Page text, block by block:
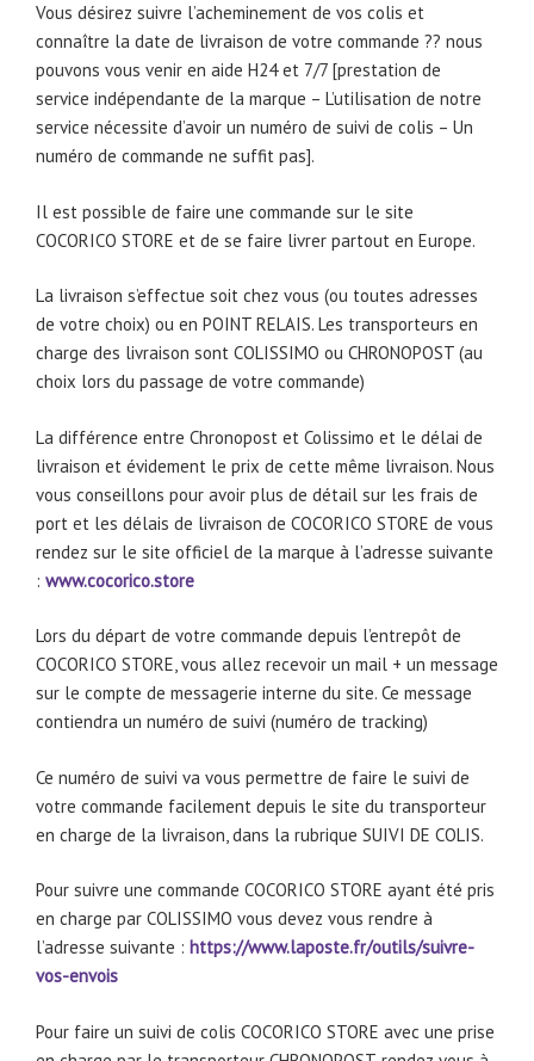
Vous désirez suivre l’acheminement de vos colis et
connaître la date de livraison de votre commande ?? nous
pouvons vous venir en aide H24 et 7/7 [prestation de
service indépendante de la marque – L’utilisation de notre
service nécessite d’avoir un numéro de suivi de colis – Un
numéro de commande ne suffit pas].
Il est possible de faire une commande sur le site
COCORICO STORE et de se faire livrer partout en Europe.
La livraison s’effectue soit chez vous (ou toutes adresses
de votre choix) ou en POINT RELAIS. Les transporteurs en
charge des livraison sont COLISSIMO ou CHRONOPOST (au
choix lors du passage de votre commande)
La différence entre Chronopost et Colissimo et le délai de
livraison et évidement le prix de cette même livraison. Nous
vous conseillons pour avoir plus de détail sur les frais de
port et les délais de livraison de COCORICO STORE de vous
rendez sur le site officiel de la marque à l’adresse suivante
: www.cocorico.store
Lors du départ de votre commande depuis l’entrepôt de
COCORICO STORE, vous allez recevoir un mail + un message
sur le compte de messagerie interne du site. Ce message
contiendra un numéro de suivi (numéro de tracking)
Ce numéro de suivi va vous permettre de faire le suivi de
votre commande facilement depuis le site du transporteur
en charge de la livraison, dans la rubrique SUIVI DE COLIS.
Pour suivre une commande COCORICO STORE ayant été pris
en charge par COLISSIMO vous devez vous rendre à
l’adresse suivante : https://www.laposte.fr/outils/suivre-
vos-envois
Pour faire un suivi de colis COCORICO STORE avec une prise